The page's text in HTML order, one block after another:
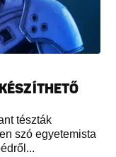
tészták
szó egyetemista